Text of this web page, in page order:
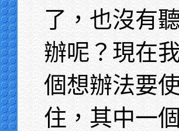
了，也沒有
辦呢？現在
個想辦法要
住，其中一